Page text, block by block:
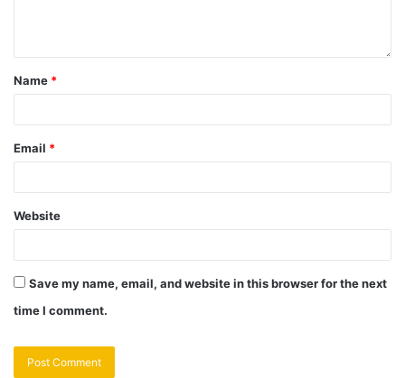
Name *
Email *
Website
Save my name, email, and website in this browser for the next
time I comment.